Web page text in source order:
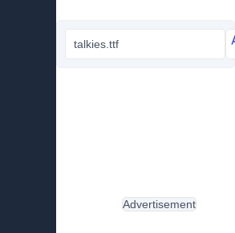
talkies.ttf
Advertisement